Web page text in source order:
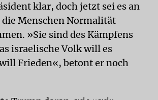
klar, doch jetzt sei es an
die Menschen Normalität
»Sie sind des Kämpfens
israelische Volk will es
Frieden«, betont er noch